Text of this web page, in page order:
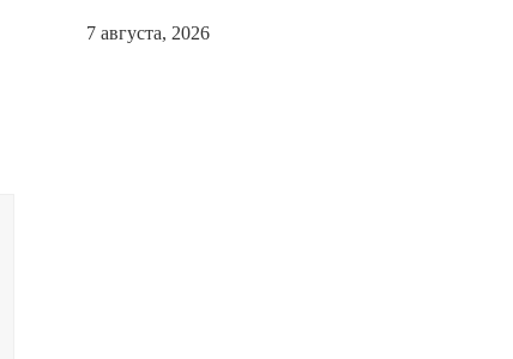
7 августа, 2026